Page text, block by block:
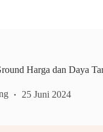
Harga dan Daya
25 Juni 2024